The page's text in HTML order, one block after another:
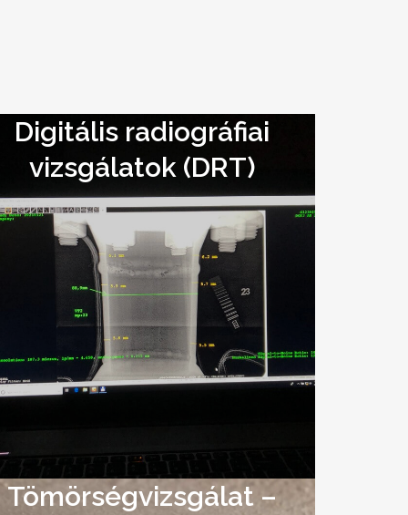
Digitális radiográfiai
vizsgálatok (DRT)
Tömörségvizsgálat –